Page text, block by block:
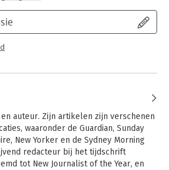
The Science of Storytelling reveals just
placing it alongside such creative
Into the Woods: A Five-Act
Egri's The Art of Dramatic Writing.
The Science of Storytelling is
screenwriter, playwright, children's
or traditional nonfiction.
auteur. Zijn artikelen zijn verschenen
waaronder de Guardian, Sunday
New Yorker en de Sydney Morning
redacteur bij het tijdschrift
tot New Journalist of the Year, en